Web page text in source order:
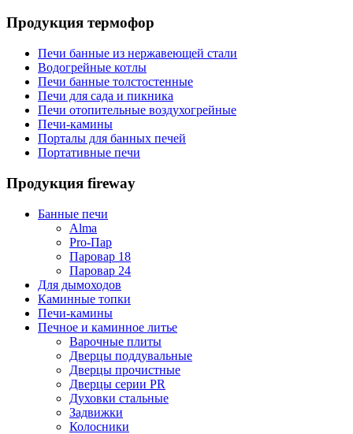
Продукция термофор
Печи банные из нержавеющей стали
Водогрейные котлы
Печи банные толстостенные
Печи для сада и пикника
Печи отопительные воздухогрейные
Печи-камины
Порталы для банных печей
Портативные печи
Продукция fireway
Банные печи
Alma
Pro-Пар
Паровар 18
Паровар 24
Для дымоходов
Каминные топки
Печи-камины
Печное и каминное литье
Варочные плиты
Дверцы поддувальные
Дверцы прочистные
Дверцы серии PR
Духовки стальные
Задвижки
Колосники